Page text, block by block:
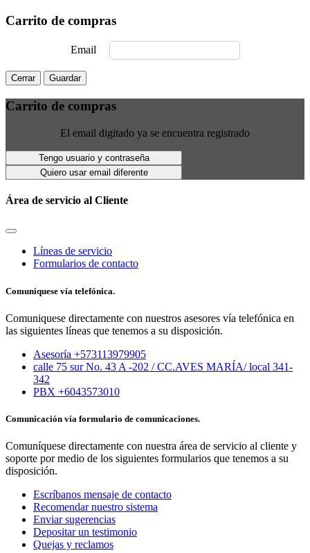
Carrito de compras
Email
Cerrar Guardar
Carrito de compras
El email digitado ya se encuentra registrado
Tengo usuario y contraseña
Quiero usar email diferente
Área de servicio al Cliente
Líneas de servicio
Formularios de contacto
Comuniquese vía telefónica.
Comuniquese directamente con nuestros asesores vía telefónica en
las siguientes líneas que tenemos a su disposición.
Asesoría +573113979905
calle 75 sur No. 43 A -202 / CC.AVES MARÍA/ local 341-
342
PBX +6043573010
Comunicación vía formulario de comunicaciones.
Comuníquese directamente con nuestra área de servicio al cliente y
soporte por medio de los siguientes formularios que tenemos a su
disposición.
Escríbanos mensaje de contacto
Recomendar nuestro sistema
Enviar sugerencias
Depositar un testimonio
Quejas y reclamos